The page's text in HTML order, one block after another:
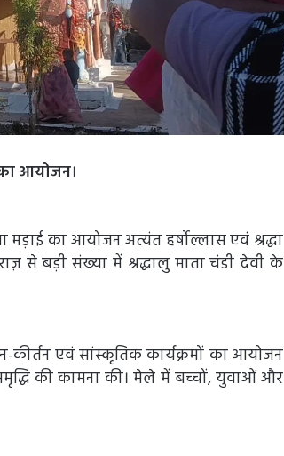
आयोजन।
का आयोजन अत्यंत हर्षोल्लास एवं श्रद्धा
से बड़ी संख्या में श्रद्धालु माता चंडी देवी के
कीर्तन एवं सांस्कृतिक कार्यक्रमों का आयोजन
की कामना की। मेले में बच्चों, युवाओं और